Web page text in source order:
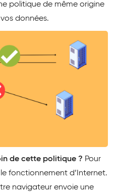
politique de même origine
données.
de cette politique ? Pour
fonctionnement d’Internet.
navigateur envoie une